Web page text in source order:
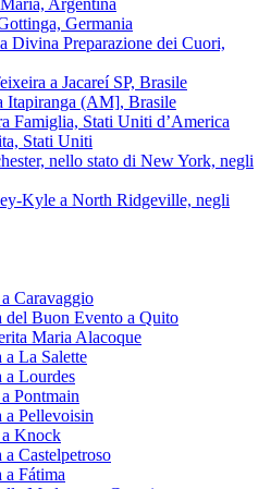
Germania
Divina Preparazione dei Cuori,
a Jacareí SP, Brasile
Itapiranga (AM], Brasile
Famiglia, Stati Uniti d’America
Stati Uniti
nello stato di New York, negli
Kyle a North Ridgeville, negli
Caravaggio
Buon Evento a Quito
Maria Alacoque
La Salette
a Lourdes
Pontmain
Pellevoisin
Knock
Castelpetroso
Fátima